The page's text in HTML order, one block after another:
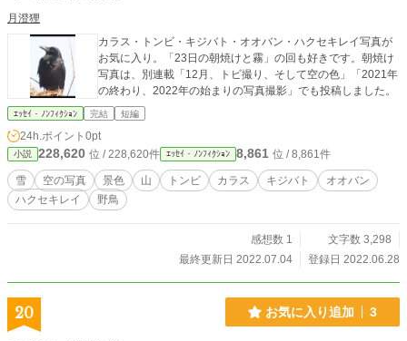
月澄狸
カラス・トンビ・キジバト・オオバン・ハクセキレイ写真が
お気に入り。「23日の朝焼けと霧」の回も好きです。朝焼け
写真は、別連載「12月、トビ撮り、そして空の色」「2021年
の終わり、2022年の始まりの写真撮影」でも投稿しました。
ｴｯｾｲ・ﾉﾝﾌｨｸｼｮﾝ 完結 短編
24h.ポイント 0pt
小説 228,620 位 / 228,620件 ｴｯｾｲ・ﾉﾝﾌｨｸｼｮﾝ 8,861 位 / 8,861件
雪 空の写真 景色 山 トンビ カラス キジバト
オオバン
ハクセキレイ
野鳥
感想数 1
文字数 3,298
最終更新日 2022.07.04
登録日 2022.06.28
20 お気に入り追加 3